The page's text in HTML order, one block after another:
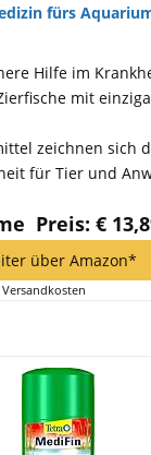
fürs
Hilfe im
mit
zeichnen sich
für Tier und
Preis: €
über Amazon*